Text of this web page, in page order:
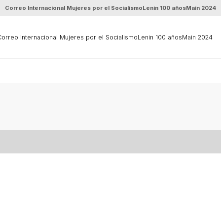
Correo Internacional Mujeres por el SocialismoLenin 100 añosMain 2024
Internacional Mujeres por el SocialismoLenin 100 añosMain 2024